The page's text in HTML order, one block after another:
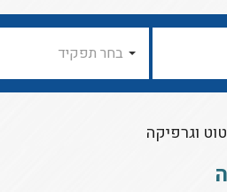
בחר תפקיד
וגרפיקה